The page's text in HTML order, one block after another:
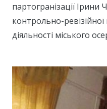
партогранізації
контрольно-ревізійної
діяльності міського